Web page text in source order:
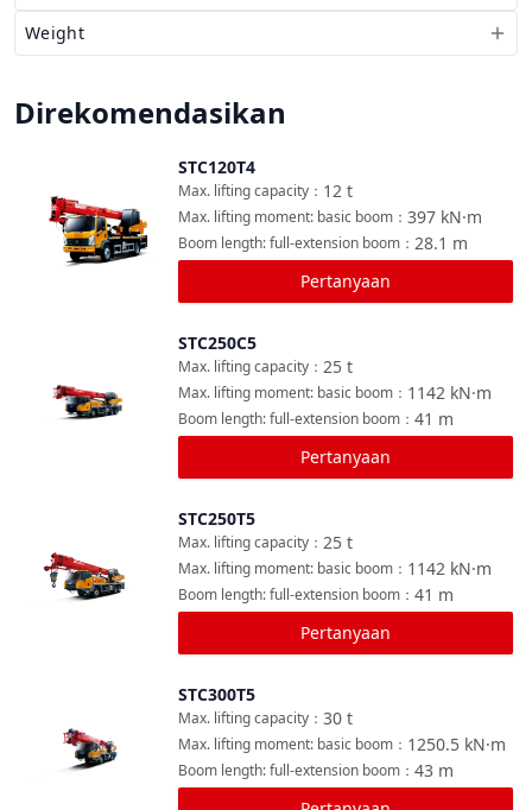
Weight
Direkomendasikan
STC120T4
12 t
Max. lifting capacity ：
397 kN·m
Max. lifting moment: basic boom ：
28.1 m
Boom length: full-extension boom ：
Pertanyaan
STC250C5
25 t
Max. lifting capacity ：
1142 kN·m
Max. lifting moment: basic boom ：
41 m
Boom length: full-extension boom ：
Pertanyaan
STC250T5
25 t
Max. lifting capacity ：
1142 kN·m
Max. lifting moment: basic boom ：
41 m
Boom length: full-extension boom ：
Pertanyaan
STC300T5
30 t
Max. lifting capacity ：
1250.5 kN·m
Max. lifting moment: basic boom ：
43 m
Boom length: full-extension boom ：